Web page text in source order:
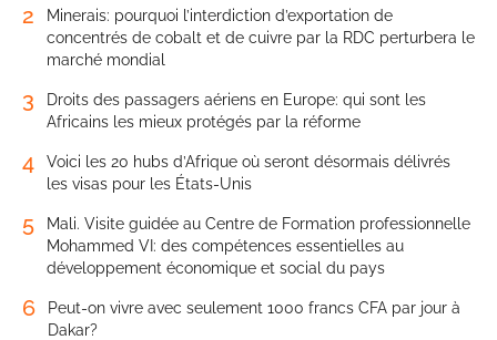
2
Minerais: pourquoi l’interdiction d’exportation de
concentrés de cobalt et de cuivre par la RDC perturbera le
marché mondial
3
Droits des passagers aériens en Europe: qui sont les
Africains les mieux protégés par la réforme
4
Voici les 20 hubs d’Afrique où seront désormais délivrés
les visas pour les États-Unis
5
Mali. Visite guidée au Centre de Formation professionnelle
Mohammed VI: des compétences essentielles au
développement économique et social du pays
6
Peut-on vivre avec seulement 1000 francs CFA par jour à
Dakar?